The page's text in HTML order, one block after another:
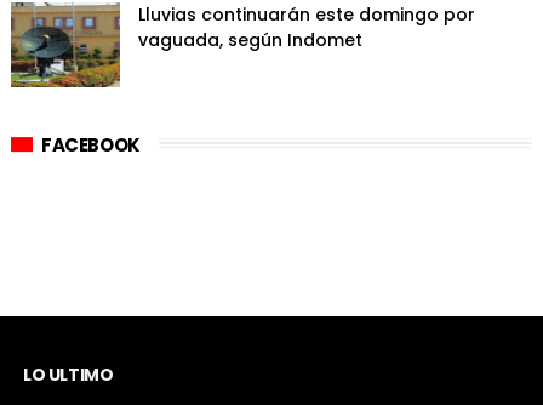
Lluvias continuarán este domingo por
vaguada, según Indomet
FACEBOOK
LO ULTIMO